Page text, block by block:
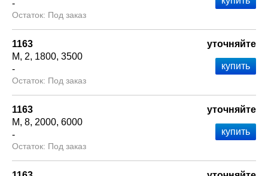
-
Под заказ
1163
М
2 1800 3500
-
Под заказ
уточняйте
1163
М 8 2000 6000
-
Под заказ
уточняйте